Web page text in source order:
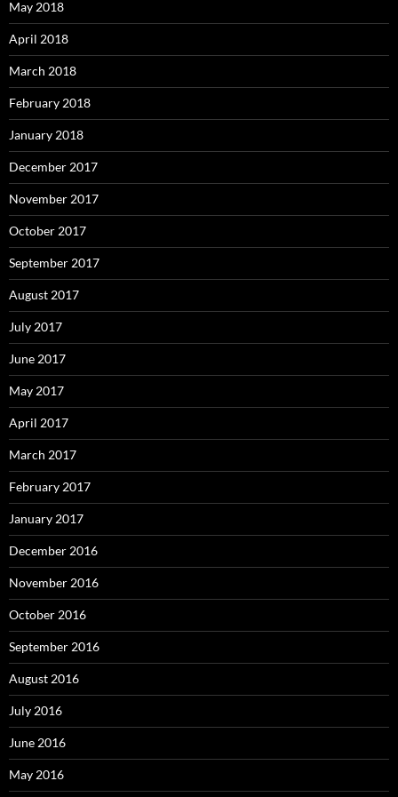
May 2018
April 2018
March 2018
February 2018
January 2018
December 2017
November 2017
October 2017
September 2017
August 2017
July 2017
June 2017
May 2017
April 2017
March 2017
February 2017
January 2017
December 2016
November 2016
October 2016
September 2016
August 2016
July 2016
June 2016
May 2016